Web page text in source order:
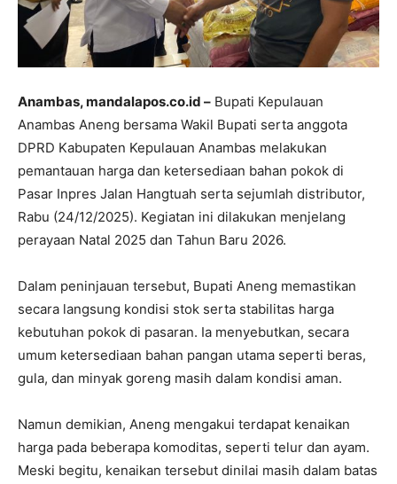
Anambas, mandalapos.co.id – Bupati Kepulauan
Anambas Aneng bersama Wakil Bupati serta anggota
DPRD Kabupaten Kepulauan Anambas melakukan
pemantauan harga dan ketersediaan bahan pokok di
Pasar Inpres Jalan Hangtuah serta sejumlah distributor,
Rabu (24/12/2025). Kegiatan ini dilakukan menjelang
perayaan Natal 2025 dan Tahun Baru 2026.
Dalam peninjauan tersebut, Bupati Aneng memastikan
secara langsung kondisi stok serta stabilitas harga
kebutuhan pokok di pasaran. Ia menyebutkan, secara
umum ketersediaan bahan pangan utama seperti beras,
gula, dan minyak goreng masih dalam kondisi aman.
Namun demikian, Aneng mengakui terdapat kenaikan
harga pada beberapa komoditas, seperti telur dan ayam.
Meski begitu, kenaikan tersebut dinilai masih dalam batas